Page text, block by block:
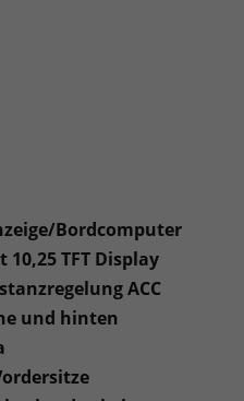
Bordcomputer
TFT Display
ACC
und hinten